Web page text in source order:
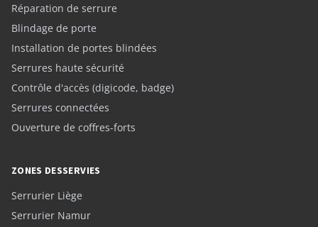
Réparation de serrure
Blindage de porte
Installation de portes blindées
Serrures haute sécurité
Contrôle d'accès (digicode, badge)
Serrures connectées
Ouverture de coffres-forts
ZONES DESSERVIES
Serrurier Liège
Serrurier Namur